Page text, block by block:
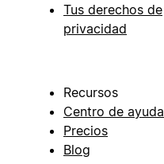
Tus derechos de
privacidad
Recursos
Centro de ayuda
Precios
Blog